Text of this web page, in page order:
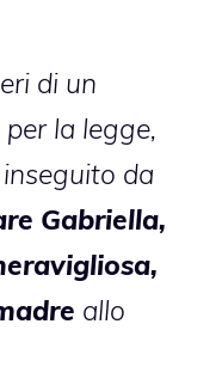
di un
la legge,
da
Gabriella,
allo